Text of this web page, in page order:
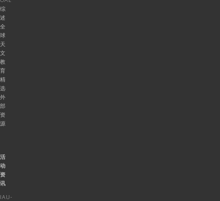
综
述
全
球
天
文
教
育
精
选
外
部
资
源
活
动
资
讯
IAU-